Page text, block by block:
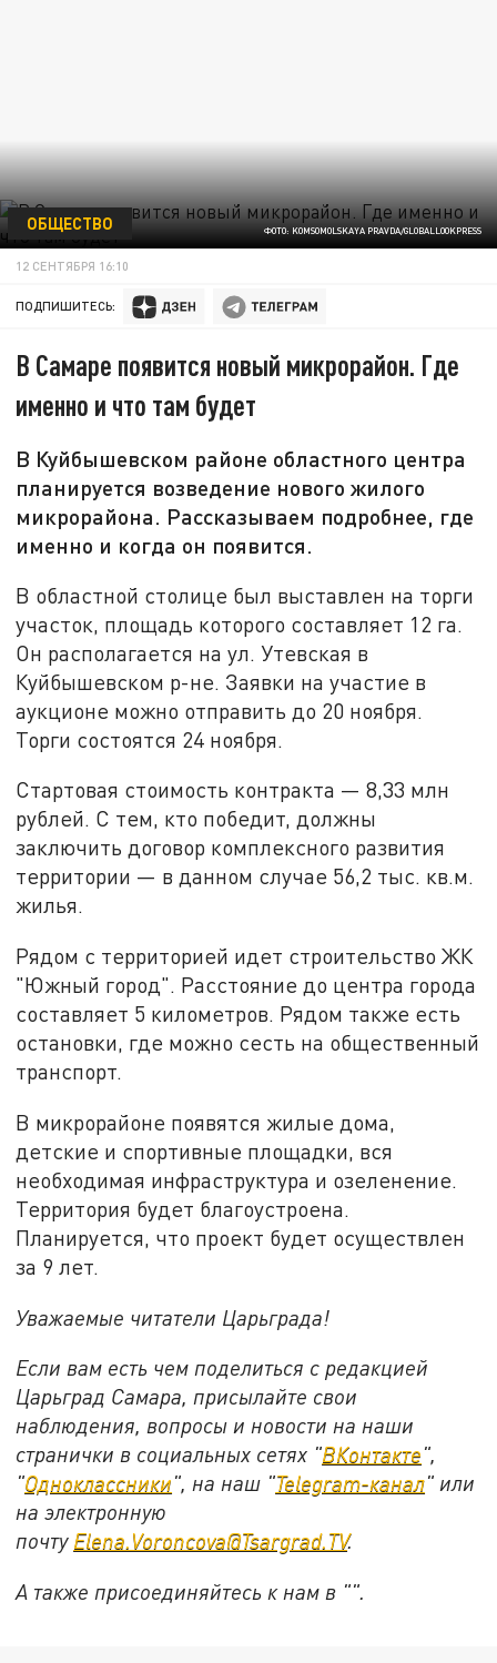
ФОТО: KOMSOMOLSKAYA PRAVDA/GLOBALLOOKPRESS
ОБЩЕСТВО
12 СЕНТЯБРЯ 16:10
ПОДПИШИТЕСЬ:
В Самаре появится новый микрорайон. Где
именно и что там будет
В Куйбышевском районе областного центра
планируется возведение нового жилого
микрорайона. Рассказываем подробнее, где
именно и когда он появится.
В областной столице был выставлен на торги
участок, площадь которого составляет 12 га.
Он располагается на ул. Утевская в
Куйбышевском р-не. Заявки на участие в
аукционе можно отправить до 20 ноября.
Торги состоятся 24 ноября.
Стартовая стоимость контракта — 8,33 млн
рублей. С тем, кто победит, должны
заключить договор комплексного развития
территории — в данном случае 56,2 тыс. кв.м.
жилья.
Рядом с территорией идет строительство ЖК
"Южный город". Расстояние до центра города
составляет 5 километров. Рядом также есть
остановки, где можно сесть на общественный
транспорт.
В микрорайоне появятся жилые дома,
детские и спортивные площадки, вся
необходимая инфраструктура и озеленение.
Территория будет благоустроена.
Планируется, что проект будет осуществлен
за 9 лет.
Уважаемые читатели Царьграда!
Если вам есть чем поделиться с редакцией
Царьград Самара, присылайте свои
наблюдения, вопросы и новости на наши
странички в социальных сетях "ВКонтакте",
"Одноклассники", на наш "Telegram-канал" или
на электронную
почту Elena.Voroncova@Tsargrad.TV.
А также присоединяйтесь к нам в "".